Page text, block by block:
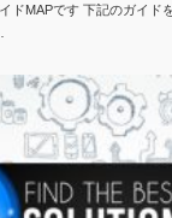
ドMAPです 下記のガイド